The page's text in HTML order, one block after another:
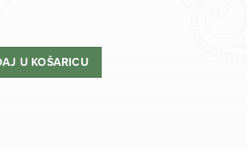
je:
38,80 €.
je:
34,90 €.
U KOŠARICU